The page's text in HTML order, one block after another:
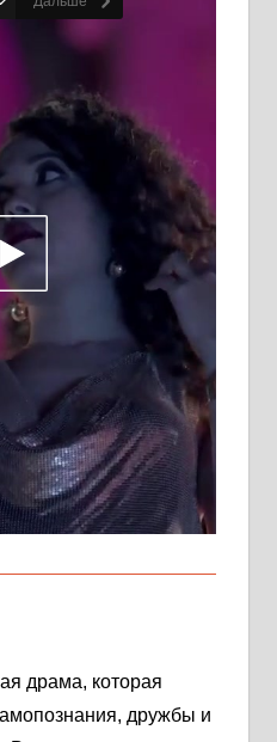
драма, которая
дружбы и